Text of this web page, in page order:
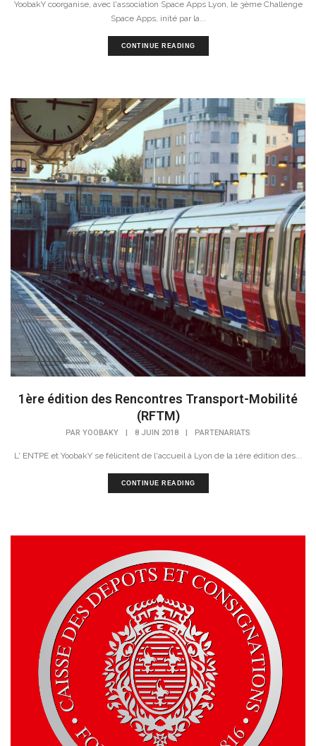
YoobakY coorganise, avec l'association Space Apps Lyon, le 3ème Challenge
Space Apps, inité par la...
CONTINUE READING
1ère édition des Rencontres Transport-Mobilité
(RFTM)
PAR YOOBAKY | 8 JUIN 2018 | PARTENARIATS
L' ENTPE et YoobakY se félicitent de l'accueil à Lyon de la 1ère édition des...
CONTINUE READING